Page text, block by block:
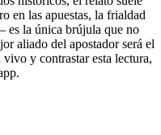
en las apuestas, la frialdad
la única brújula que no
aliado del apostador será el
y contrastar esta lectura,